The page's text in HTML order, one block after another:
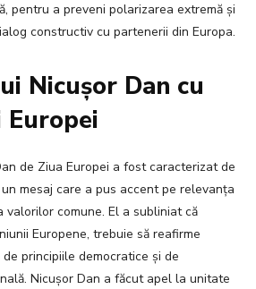
pentru a preveni polarizarea extremă și
constructiv cu partenerii din Europa.
Nicușor Dan cu
Europei
de Ziua Europei a fost caracterizat de
mesaj care a pus accent pe relevanța
valorilor comune. El a subliniat că
Europene, trebuie să reafirme
principiile democratice și de
Nicușor Dan a făcut apel la unitate